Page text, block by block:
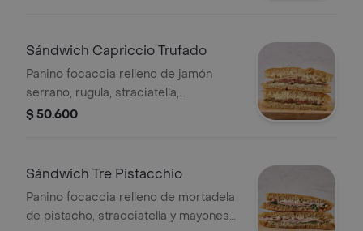
Sándwich Capriccio Trufado
Panino focaccia relleno de jamón
serrano, rugula, straciatella,
parmesano en lascas y miel de trufa.
$ 50.600
Sándwich Tre Pistacchio
Panino focaccia relleno de mortadela
de pistacho, stracciatella y mayonesa